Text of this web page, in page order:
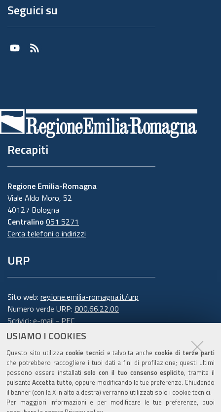
USIAMO I COOKIES
Questo sito utilizza cookie tecnici e talvolta anchecookie di terze parti
che potrebbero raccogliere i tuoi dati a fini di profilazione; questi ultimi
possono essere installatisolo con il tuo consenso esplicito, tramite il
pulsanteAccetta tutto, oppure modificando le tue preferenze. Chiudendo
il banner (con la X in alto a destra) verranno utilizzati solo i cookie tecnici.
Per maggiori informazioni e per modificare le tue preferenze, puoi
Seguici su
Youtube
RSS
Recapiti
Regione Emilia-Romagna
Viale Aldo Moro, 52
40127 Bologna
Centralino 051 5271
Cerca telefoni o indirizzi
URP
Sito web: regione.emilia-romagna.it/urp
Numero verde URP: 800.66.22.00
Scrivici:e-mail-PEC
Trasparenza
Amministrazione trasparente
Note legali e copyright